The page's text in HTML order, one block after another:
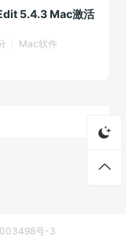
5.4.3 Mac激活
Mac软件
号-3